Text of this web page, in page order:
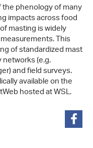
phenology of many
impacts across food
masting is widely
This
of standardized mast
(e.g.
and field surveys.
available on the
hosted at WSL.